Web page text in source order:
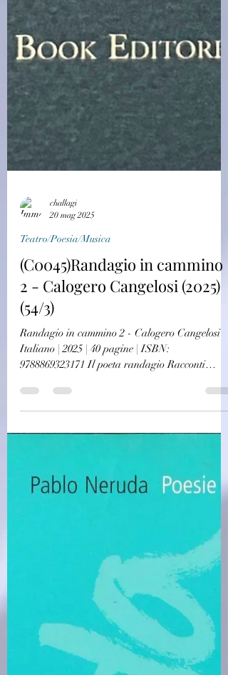
challagi
Teatro/Poesia/Musica
(C0045)Randagio in cammino
2 - Calogero Cangelosi (2025)
(54/3)
Randagio in cammino 2 - Calogero Cangelosi
9788869323171 Il poeta randagio Racconti
inediti 2019